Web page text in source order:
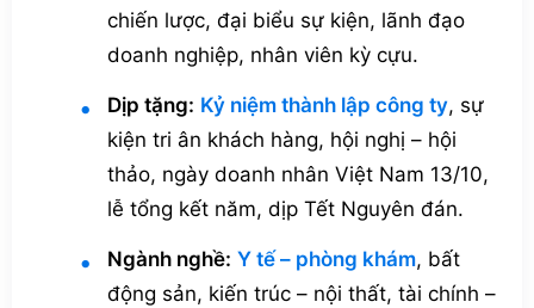
chiến lược, đại biểu sự kiện, lãnh đạo
doanh nghiệp, nhân viên kỳ cựu.
Dịp tặng: Kỷ niệm thành lập công ty, sự
kiện tri ân khách hàng, hội nghị – hội
thảo, ngày doanh nhân Việt Nam 13/10,
lễ tổng kết năm, dịp Tết Nguyên đán.
Ngành nghề: Y tế – phòng khám, bất
động sản, kiến trúc – nội thất, tài chính –